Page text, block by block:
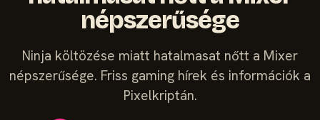
népszerűsége
Ninja költözése miatt hatalmasat nőtt a Mixer
népszerűsége. Friss gaming hírek és információk a
Pixelkriptán.